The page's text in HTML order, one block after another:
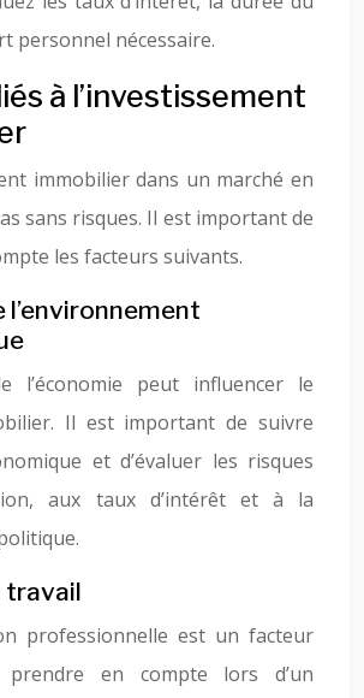
personnel nécessaire.
à l’investissement
immobilier dans un marché en
sans risques. Il est important de
les facteurs suivants.
l’environnement
l’économie peut influencer le
Il est important de suivre
et d’évaluer les risques
aux taux d’intérêt et à la
travail
professionnelle est un facteur
en compte lors d’un